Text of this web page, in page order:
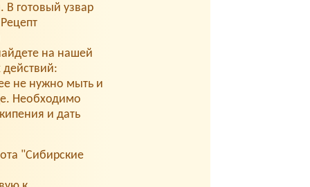
В готовый узвар
на нашей
действий:
не нужно мыть и
Необходимо
и дать
"Сибирские